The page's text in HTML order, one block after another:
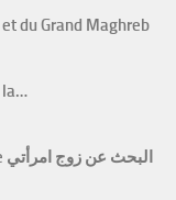
du Grand Maghreb
la…
A la recherche du mari de ma femme البحث عن زوج امرأتي